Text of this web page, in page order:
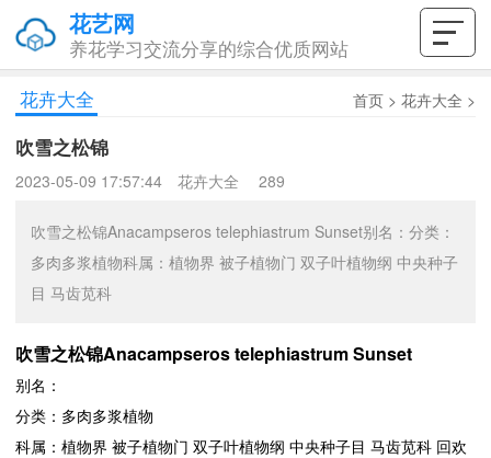
花艺网
养花学习交流分享的综合优质网站
花卉大全
首页 > 花卉大全 >
吹雪之松锦
2023-05-09 17:57:44 花卉大全 289
吹雪之松锦Anacampseros telephiastrum Sunset别名：分类：
多肉多浆植物科属：植物界 被子植物门 双子叶植物纲 中央种子
目 马齿苋科
吹雪之松锦Anacampseros telephiastrum Sunset
别名：
分类：多肉多浆植物
科属：植物界 被子植物门 双子叶植物纲 中央种子目 马齿苋科 回欢